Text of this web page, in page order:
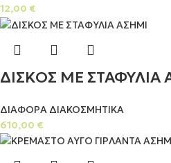
12,00 €
ΔΙΣΚΟΣ ΜΕ ΣΤΑΦΥΛΙΑ
ΔΙΑΦΟΡΑ ΔΙΑΚΟΣΜΗΤΙΚΑ
610,00 €